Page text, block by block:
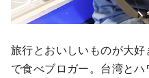
旅行とおいしいものが大
で食べブロガー。台湾と